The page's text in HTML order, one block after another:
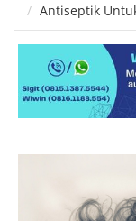
Antiseptik